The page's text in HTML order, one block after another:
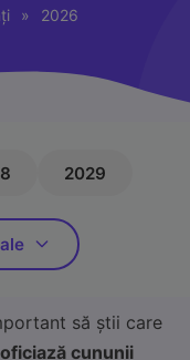
» 2026
2029
să știi care
cununii